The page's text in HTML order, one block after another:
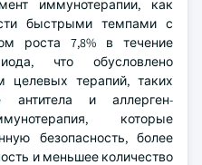
иммунотерапии, как
быстрыми темпами с
роста 7,8% в течение
что обусловлено
целевых терапий, таких
антитела и аллерген-
которые
безопасность, более
и меньшее количество